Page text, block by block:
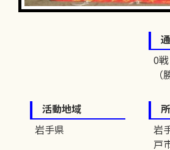
0
活動地域
岩手県
岩
戸